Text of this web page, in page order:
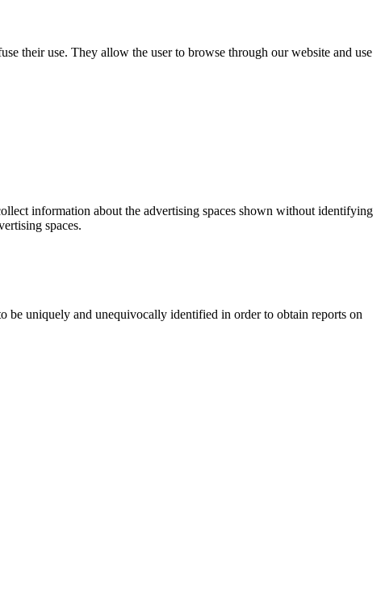
their use. They allow the user to browse through our website and use
information about the advertising spaces shown without identifying
spaces.
be uniquely and unequivocally identified in order to obtain reports on